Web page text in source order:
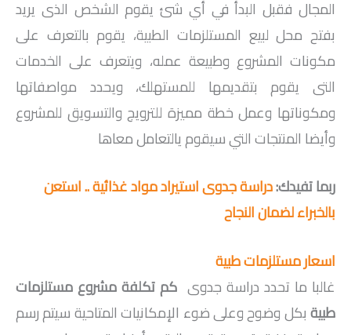
المجال فقبل البدأ في أي شئ يقوم الشخص الذى يريد
بفتح محل لبيع المستلزمات الطبية، يقوم بالتعرف على
مكونات المشروع وطبيعة عمله، ويتعرف على الخدمات
التى يقوم بتقديمها للمستهلك، ويحدد مواصفاتها
ومكوناتها وعمل خطة مميزة للترويج والتسويق للمشروع
وأيضا المنتجات التي سيقوم يالتعامل معاها
ربما تفيدك:دراسة جدوى استيراد مواد غذائية .. استعن
بالخبراء لضمان النجاح
اسعار مستلزمات طبية
غالبا ما تحدد دراسة جدوى كم تكلفة مشروع مستلزمات
طبيةبكل وضوح وعلى ضوء الإمكانيات المتاحية سيتم رسم